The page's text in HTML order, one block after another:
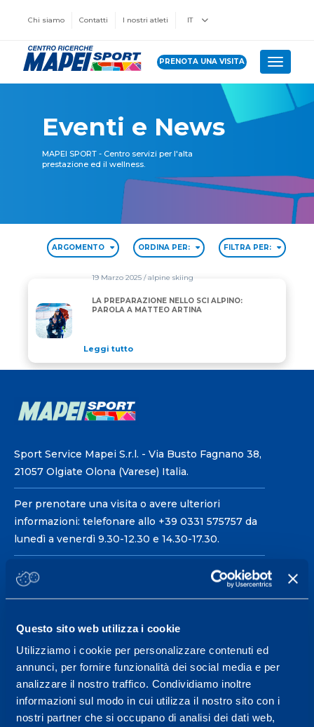
Questo sito web utilizza i cookie
Utilizziamo i cookie per personalizzare contenuti ed
annunci, per fornire funzionalità dei social media e per
analizzare il nostro traffico. Condividiamo inoltre
informazioni sul modo in cui utilizza il nostro sito con i
nostri partner che si occupano di analisi dei dati web,
Chi siamo Contatti I nostri atleti IT
PRENOTA UNA VISITA Toggle
Eventi e News
MAPEI SPORT - Centro servizi per l'alta
prestazione ed il wellness.
ARGOMENTO ORDINA PER: FILTRA PER:
LA PREPARAZIONE NELLO SCI ALPINO: PAROLA A
19 Marzo 2025/ alpine skiing
LA PREPARAZIONE NELLO SCI ALPINO:
PAROLA A MATTEO ARTINA
Leggi tutto
Sport Service Mapei S.r.l. - Via Busto Fagnano 38,
21057 Olgiate Olona (Varese) Italia.
Per prenotare una visita o avere ulteriori
informazioni: telefonare allo +39 0331 575757 da
lunedì a venerdì 9.30-12.30 e 14.30-17.30.
ORARI DI APERTURA RECEPTION
Da Lunedì al Venerdì
Centro servizi per l'alta
prestazione ed il
wellness.